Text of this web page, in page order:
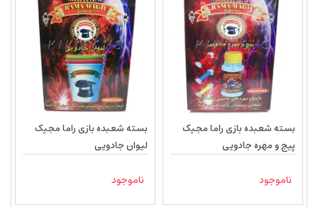
بسته شعبده بازی راما مجیک
پیج و مهره جادویی
ناموجود
بسته شعبده بازی راما مجیک
لیوان جادویی
ناموجود